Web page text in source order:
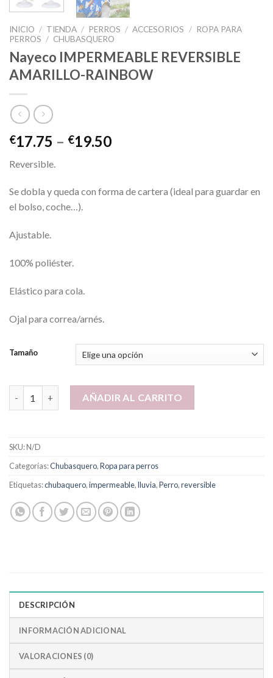
INICIO / TIENDA / PERROS / ACCESORIOS / ROPA PARA
PERROS / CHUBASQUERO
Nayeco IMPERMEABLE REVERSIBLE
AMARILLO-RAINBOW
€17.75 – €19.50
Reversible.
Se dobla y queda con forma de cartera (ideal para guardar en
el bolso, coche…).
Ajustable.
100% poliéster.
Elástico para cola.
Ojal para correa/arnés.
Tamaño
Nayeco IMPERMEABLE REVERSIBLE AMARILLO-RAINBOW
AÑADIR AL CARRITO
SKU:N/D
Categorías:Chubasquero,Ropa para perros
Etiquetas:chubaquero,impermeable,lluvia,Perro,reversible
DESCRIPCIÓN
INFORMACIÓN ADICIONAL
VALORACIONES (0)